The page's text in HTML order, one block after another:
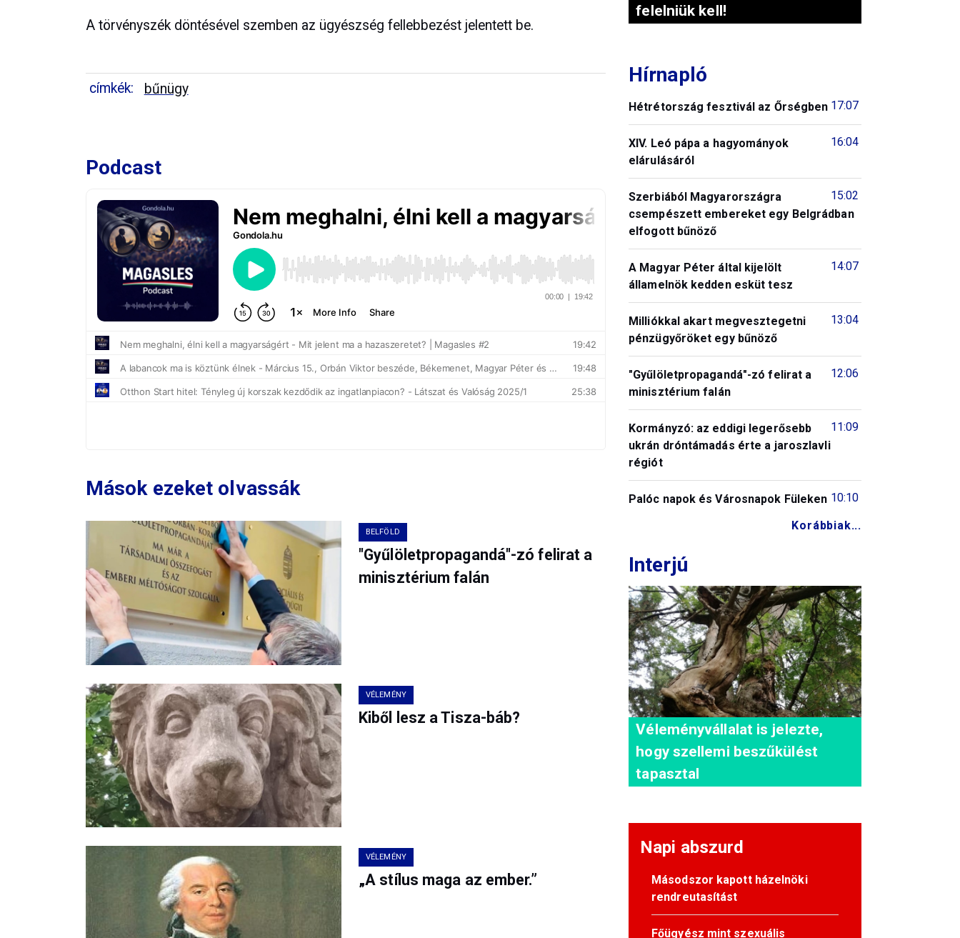
A törvényszék döntésével szemben az ügyészség fellebbezést jelentett be.
címkék: bűnügy
Podcast
Mások ezeket olvassák
BELFÖLD
"Gyűlöletpropagandá"-zó felirat a
minisztérium falán
VÉLEMÉNY
Kiből lesz a Tisza-báb?
VÉLEMÉNY
„A stílus maga az ember.”
felelniük kell!
Hírnapló
17:07
Hétrétország fesztivál az Őrségben
16:04
XIV. Leó pápa a hagyományok
elárulásáról
15:02
Szerbiából Magyarországra
csempészett embereket egy Belgrádban
elfogott bűnöző
14:07
A Magyar Péter által kijelölt
államelnök kedden esküt tesz
13:04
Milliókkal akart megvesztegetni
pénzügyőröket egy bűnöző
12:06
"Gyűlöletpropagandá"-zó felirat a
minisztérium falán
11:09
Kormányzó: az eddigi legerősebb
ukrán dróntámadás érte a jaroszlavli
régiót
10:10
Palóc napok és Városnapok Füleken
Korábbiak...
Interjú
Véleményvállalat is jelezte,
hogy szellemi beszűkülést
tapasztal
Napi abszurd
Másodszor kapott házelnöki
rendreutasítást
Főügyész mint szexuális